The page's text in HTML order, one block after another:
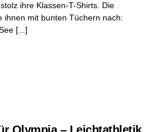
ihre Klassen-T-Shirts. Die
ihnen mit bunten Tüchern nach:
[...]